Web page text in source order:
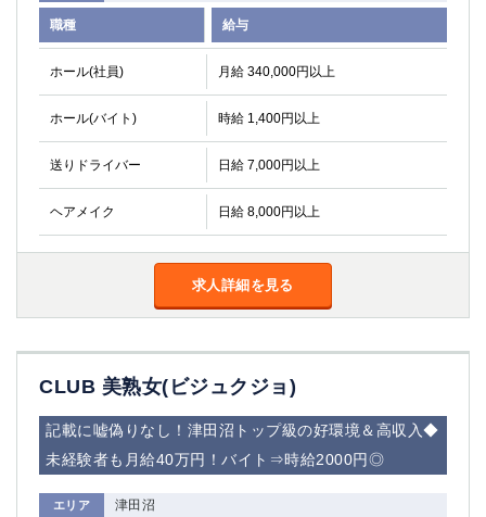
職種 給与
ホール(社員) 月給 340,000円以上
ホール(バイト) 時給 1,400円以上
送りドライバー 日給 7,000円以上
ヘアメイク 日給 8,000円以上
求人詳細を見る
CLUB 美熟女(ビジュクジョ)
記載に嘘偽りなし！津田沼トップ級の好環境＆高収入◆
未経験者も月給40万円！バイト⇒時給2000円◎
エリア 津田沼
桜木町
埼玉県
南越谷
草加
南浦和
所沢
熊谷
獨協大学前＜草加松原＞
北浦和（西口）
千葉県
成田
千葉
西船橋
佐倉
柏（東口）
下総中山
茂原